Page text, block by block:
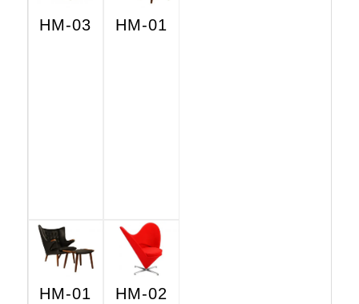
HM-03 HM-01
HM-01 HM-02